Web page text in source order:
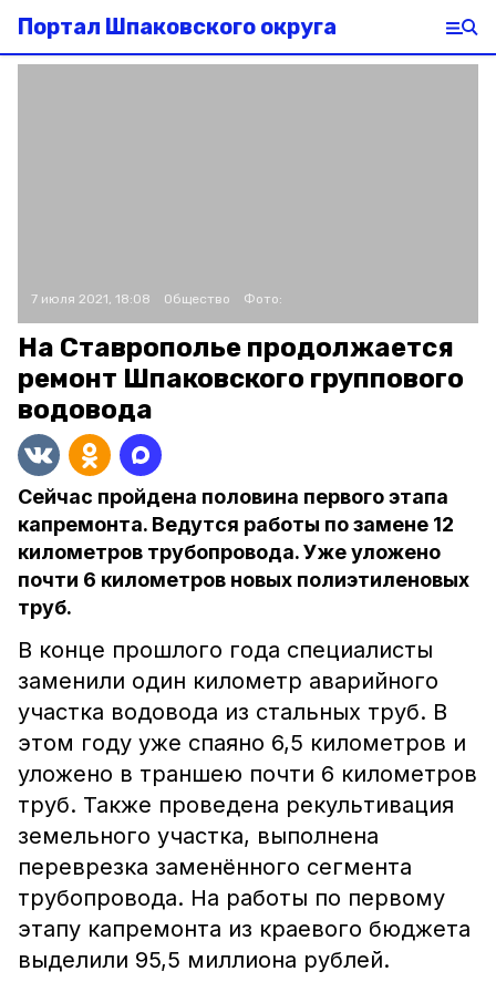
Портал Шпаковского округа
7 июля 2021, 18:08 Общество Фото:
На Ставрополье продолжается
ремонт Шпаковского группового
водовода
Сейчас пройдена половина первого этапа
капремонта. Ведутся работы по замене 12
километров трубопровода. Уже уложено
почти 6 километров новых полиэтиленовых
труб.
В конце прошлого года специалисты
заменили один километр аварийного
участка водовода из стальных труб. В
этом году уже спаяно 6,5 километров и
уложено в траншею почти 6 километров
труб. Также проведена рекультивация
земельного участка, выполнена
переврезка заменённого сегмента
трубопровода. На работы по первому
этапу капремонта из краевого бюджета
выделили 95,5 миллиона рублей.